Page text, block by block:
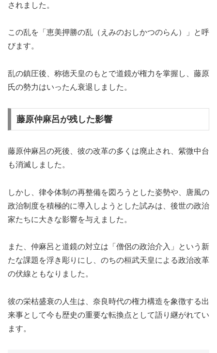
されました。
この乱を「恵美押勝の乱（えみのおしかつのらん）」と呼
びます。
乱の鎮圧後、称徳天皇のもとで道鏡が権力を掌握し、藤原
氏の勢力はいったん衰退しました。
藤原仲麻呂が残した影響
藤原仲麻呂の死後、彼の改革の多くは廃止され、紫微中台
も消滅しました。
しかし、律令体制の再整備を図ろうとした姿勢や、唐風の
政治制度を積極的に導入しようとした試みは、後世の政治
家たちに大きな影響を与えました。
また、仲麻呂と道鏡の対立は「僧侶の政治介入」という新
たな課題を浮き彫りにし、のちの桓武天皇による政治改革
の伏線ともなりました。
彼の栄枯盛衰の人生は、奈良時代の権力構造を象徴する出
来事として今も歴史の重要な転換点として語り継がれてい
ます。